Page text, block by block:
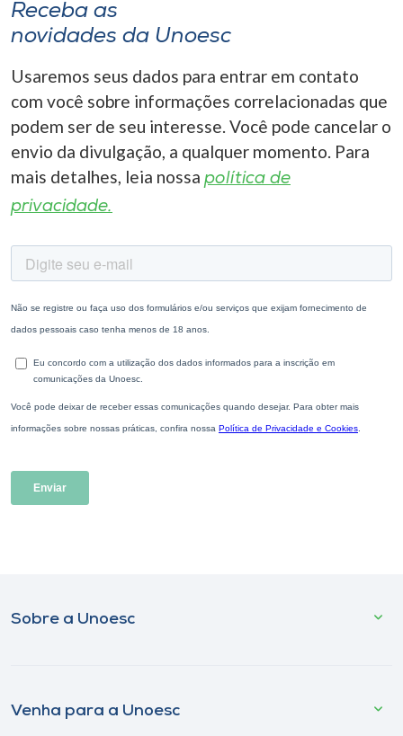
Receba as
novidades da Unoesc
Usaremos seus dados para entrar em contato
com você sobre informações correlacionadas que
podem ser de seu interesse. Você pode cancelar o
envio da divulgação, a qualquer momento. Para
mais detalhes, leia nossa política de
privacidade.
Sobre a Unoesc
Venha para a Unoesc